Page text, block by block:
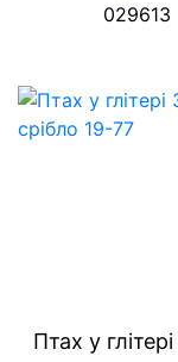
029613
Птах у